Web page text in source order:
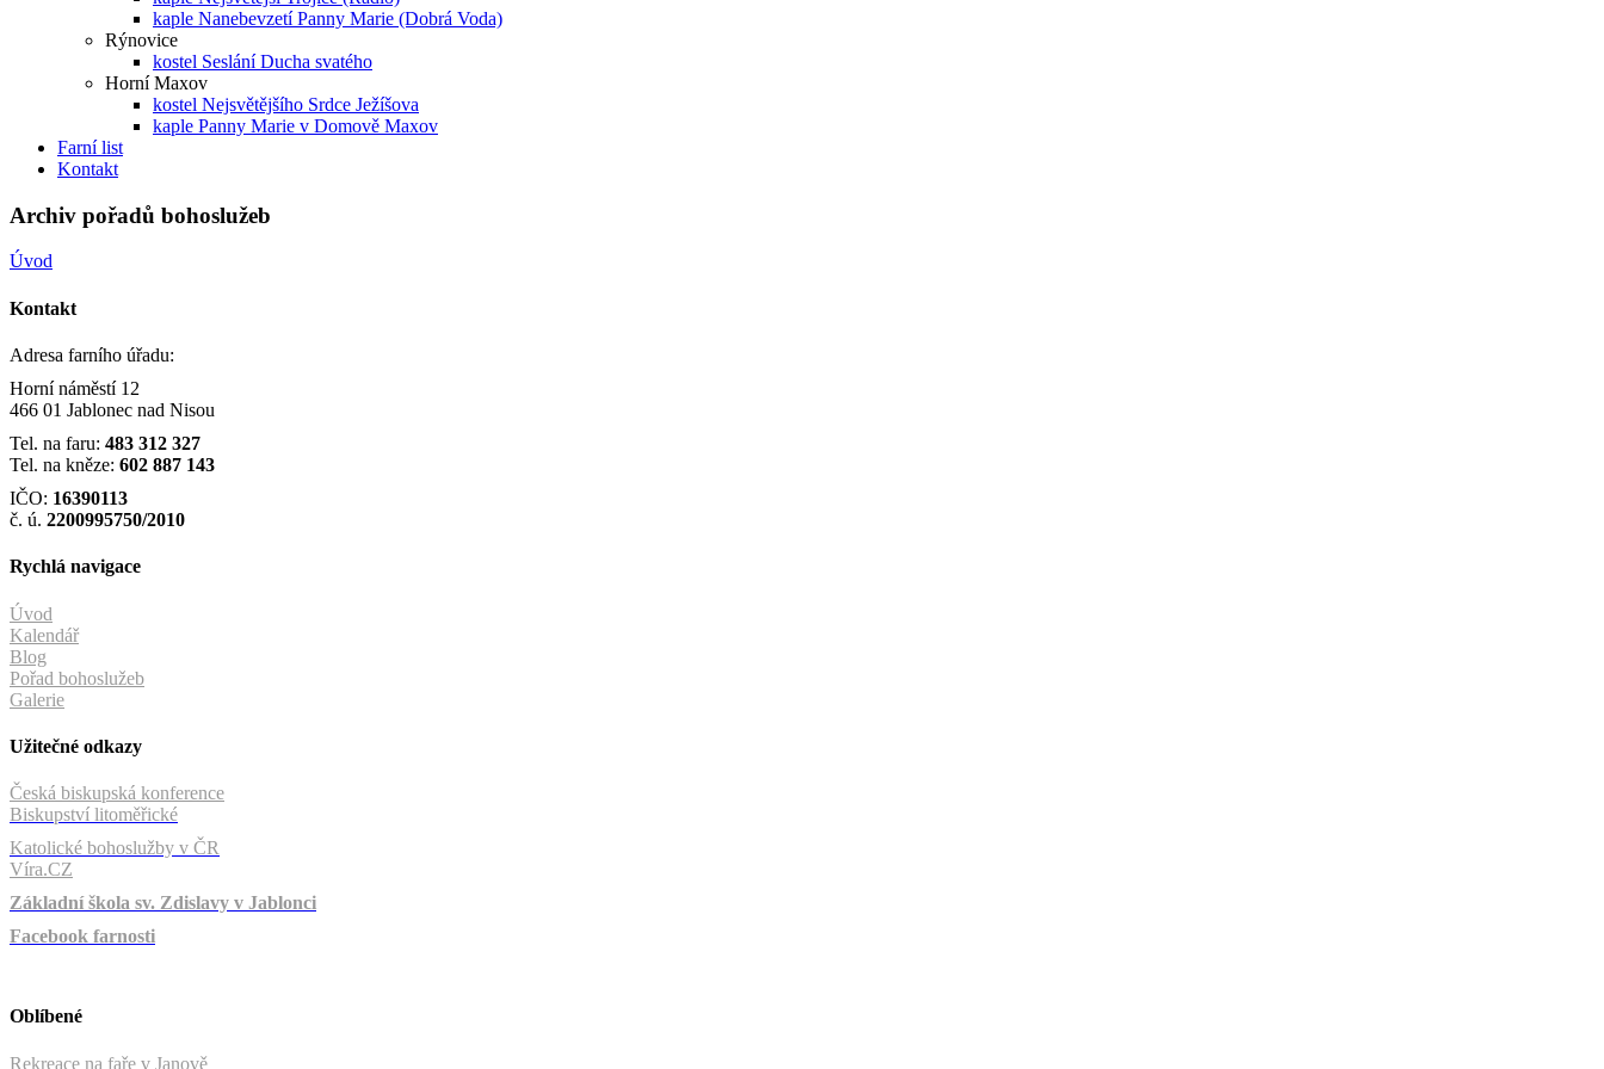
kaple Nanebevzetí Panny Marie (Dobrá Voda)
Rýnovice
kostel Seslání Ducha svatého
Horní Maxov
kostel Nejsvětějšího Srdce Ježíšova
kaple Panny Marie v Domově Maxov
Farní list
Kontakt
Archiv pořadů bohoslužeb
Úvod
Kontakt
Adresa farního úřadu:
Horní náměstí 12
466 01 Jablonec nad Nisou
Tel. na faru: 483 312 327
Tel. na kněze: 602 887 143
IČO: 16390113
č. ú. 2200995750/2010
Rychlá navigace
Úvod
Kalendář
Blog
Pořad bohoslužeb
Galerie
Užitečné odkazy
Česká biskupská konference
Biskupství litoměřické
Katolické bohoslužby v ČR
Víra.CZ
Základní škola sv. Zdislavy v Jablonci
Facebook farnosti
Oblíbené
Rekreace na faře v Janově